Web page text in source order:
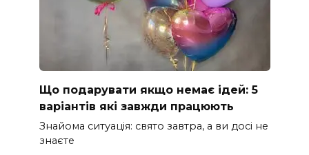
Що подарувати якщо немає ідей: 5
варіантів які завжди працюють
Знайома ситуація: свято завтра, а ви досі не
знаєте